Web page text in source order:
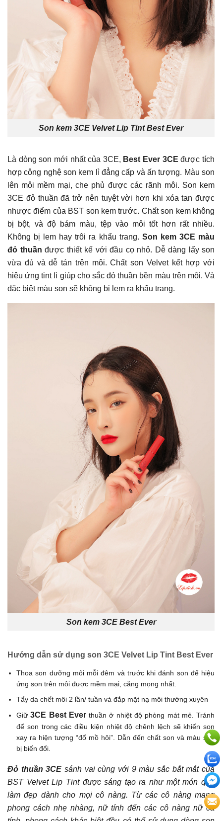
Son kem 3CE Velvet Lip Tint Best Ever
Là dòng son mới nhất của 3CE, Best Ever 3CEđược tích
hợp công nghệ son kem lì đẳng cấp và ấn tượng. Màu son
lên môi mềm mại, che phủ được các rãnh môi. Son kem
3CE đỏ thuần đã trở nên tuyệt vời hơn khi xóa tan được
nhược điểm của BST son kem trước. Chất son kem không
bị bột, và độ bám màu, tệp vào môi tốt hơn rất nhiều.
Không bị lem hay trôi ra khẩu trang. Son kem 3CE màu
đỏ thuần được thiết kế với đầu cọ nhỏ. Dễ dàng lấy son
vừa đủ và dễ tán trên môi. Chất son Velvet kết hợp với
hiệu ứng tint lì giúp cho sắc đỏ thuần bền màu trên môi. Và
đặc biệt màu son sẽ không bị lem ra khẩu trang.
Son kem 3CE Best Ever
Hướng dẫn sử dụng son 3CE Velvet Lip Tint Best Ever
Thoa son dưỡng môi mỗi đêm và trước khi đánh son để hiệu
ứng son trên môi được mềm mại, căng mọng nhất.
Tẩy da chết môi 2 lần/ tuần và đắp mặt nạ môi thường xuyên
Giữ3CE Best Everthuần ở nhiệt độ phòng mát mẻ. Tránh
để son trong các điều kiện nhiệt độ chênh lệch sẽ khiến son
xay ra hiện tượng “đổ mồ hôi”. Dẫn đến chất son và màu son
bị biến đổi.
Đỏ thuần 3CE sánh vai cùng với 9 màu sắc bắt mắt của
BST Velvet Lip Tint được sáng tạo ra như một món quà
làm đẹp dành cho mọi cô nàng. Từ các cô nàng mang
phong cách nhẹ nhàng, nữ tính đến các cô nàng nữ cá